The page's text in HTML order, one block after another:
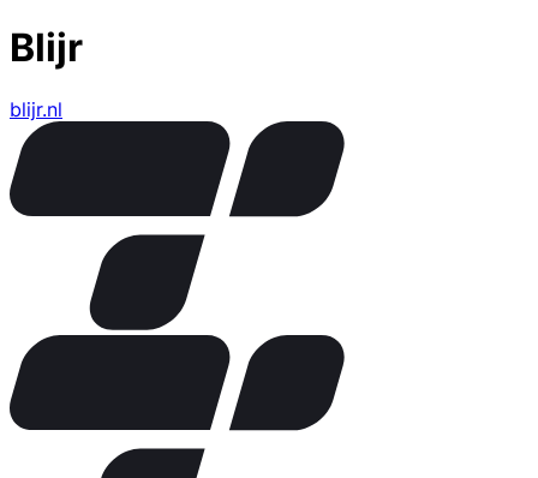
Blijr
blijr.nl